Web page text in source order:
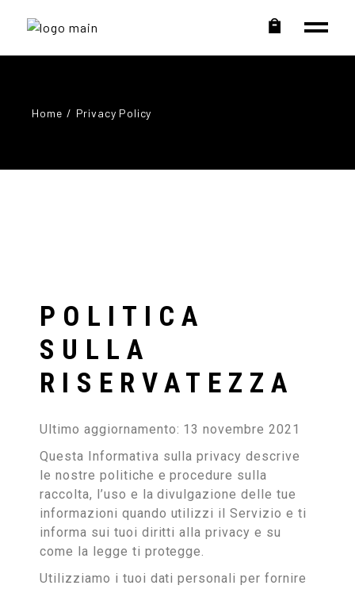
Home Privacy Policy
POLITICA
SULLA
RISERVATEZZA
Ultimo aggiornamento: 13 novembre 2021
Questa Informativa sulla privacy descrive
le nostre politiche e procedure sulla
raccolta, l’uso e la divulgazione delle tue
informazioni quando utilizzi il Servizio e ti
informa sui tuoi diritti alla privacy e su
come la legge ti protegge.
Utilizziamo i tuoi dati personali per fornire